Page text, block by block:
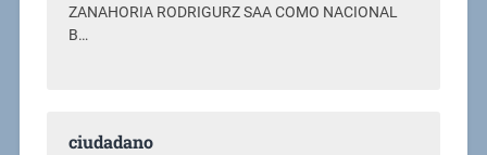
ZANAHORIA RODRIGURZ SAA COMO NACIONAL
B…
ciudadano